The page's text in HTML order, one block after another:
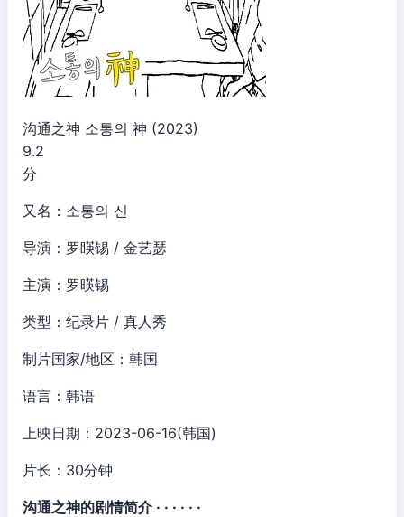
沟通之神 소통의 神 (2023)
9.2
分
又名：소통의 신
导演：罗䁐锡 / 金艺瑟
主演：罗暎锡
类型：纪录片 / 真人秀
制片国家/地区：韩国
语言：韩语
上映日期：2023-06-16(韩国)
片长：30分钟
沟通之神的剧情简介 · · · · · ·